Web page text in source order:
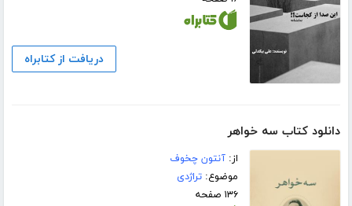
دریافت از کتابراه
دانلود کتاب سه خواهر
از:آنتون چخوف
موضوع:تراژدی
۱۳۶ صفحه